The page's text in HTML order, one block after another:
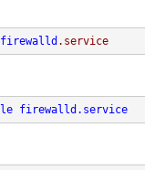
firewalld